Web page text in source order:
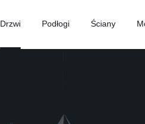
Drzwi Podłogi Ściany